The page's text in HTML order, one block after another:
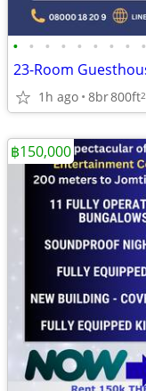
• • • • • • • • •
1h ago 8br800ft2
฿150,000